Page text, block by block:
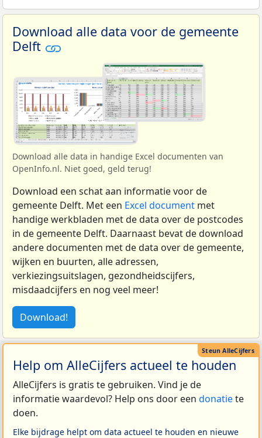
Download alle data voor de gemeente
Delft
Download alle data in handige Excel documenten van
OpenInfo.nl. Niet goed, geld terug!
Download een schat aan informatie voor de
gemeente Delft. Met een Excel document met
handige werkbladen met de data over de postcodes
in de gemeente Delft. Daarnaast bevat de download
andere documenten met de data over de gemeente,
wijken en buurten, alle adressen,
verkiezingsuitslagen, gezondheidscijfers,
misdaadcijfers en nog veel meer!
Download!
Help om AlleCijfers actueel te houden
AlleCijfers is gratis te gebruiken. Vind je de
informatie waardevol? Help ons door een donatiete
doen.
Elke bijdrage helpt om data actueel te houden en nieuwe